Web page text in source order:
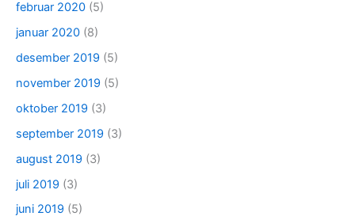
februar 2020 (5)
januar 2020 (8)
desember 2019 (5)
november 2019 (5)
oktober 2019 (3)
september 2019 (3)
august 2019 (3)
juli 2019 (3)
juni 2019 (5)